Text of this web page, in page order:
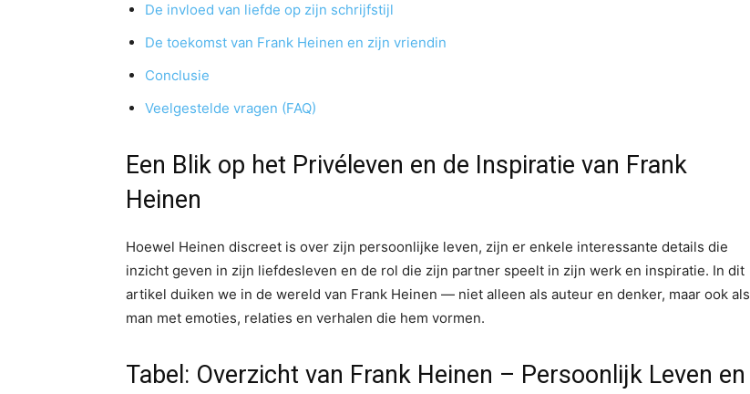
De invloed van liefde op zijn schrijfstijl
De toekomst van Frank Heinen en zijn vriendin
Conclusie
Veelgestelde vragen (FAQ)
Een Blik op het Privéleven en de Inspiratie van Frank
Heinen
Hoewel Heinen discreet is over zijn persoonlijke leven, zijn er enkele interessante details die
inzicht geven in zijn liefdesleven en de rol die zijn partner speelt in zijn werk en inspiratie. In dit
artikel duiken we in de wereld van Frank Heinen — niet alleen als auteur en denker, maar ook als
man met emoties, relaties en verhalen die hem vormen.
Tabel: Overzicht van Frank Heinen – Persoonlijk Leven en